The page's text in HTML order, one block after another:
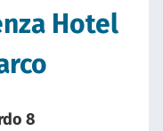
Hotel
8